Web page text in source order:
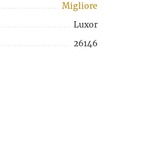
Migliore
Luxor
26146